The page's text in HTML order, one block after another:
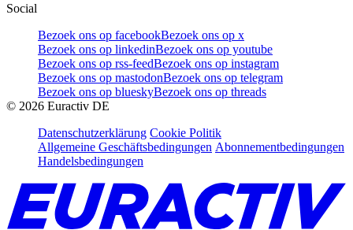
Social
Bezoek ons op facebookBezoek ons op x
Bezoek ons op linkedinBezoek ons op youtube
Bezoek ons op rss-feedBezoek ons op instagram
Bezoek ons op mastodonBezoek ons op telegram
Bezoek ons op blueskyBezoek ons op threads
© 2026 Euractiv DE
Datenschutzerklärung Cookie Politik
Allgemeine Geschäftsbedingungen Abonnementbedingungen
Handelsbedingungen